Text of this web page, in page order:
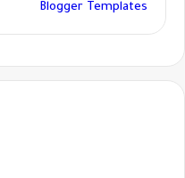
Blogger Templates